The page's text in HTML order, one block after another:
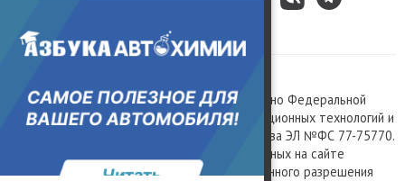
Сетевое издание «Kolesa.ru», зарегистрировано Федеральной
службой по надзору в сфере связи, информационных технологий и
массовых коммуникаций, номер свидетельства ЭЛ №ФС 77-75770.
Любое использование материалов, размещенных на сайте
www.kolesa.ru, допускается только с письменного разрешения